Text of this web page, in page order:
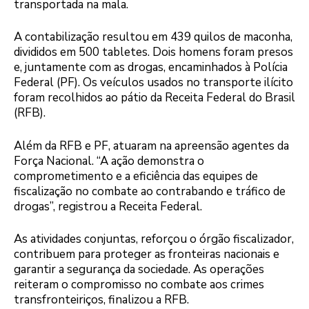
transportada na mala.
A contabilização resultou em 439 quilos de maconha,
divididos em 500 tabletes. Dois homens foram presos
e, juntamente com as drogas, encaminhados à Polícia
Federal (PF). Os veículos usados no transporte ilícito
foram recolhidos ao pátio da Receita Federal do Brasil
(RFB).
Além da RFB e PF, atuaram na apreensão agentes da
Força Nacional. “A ação demonstra o
comprometimento e a eficiência das equipes de
fiscalização no combate ao contrabando e tráfico de
drogas”, registrou a Receita Federal.
As atividades conjuntas, reforçou o órgão fiscalizador,
contribuem para proteger as fronteiras nacionais e
garantir a segurança da sociedade. As operações
reiteram o compromisso no combate aos crimes
transfronteiriços, finalizou a RFB.